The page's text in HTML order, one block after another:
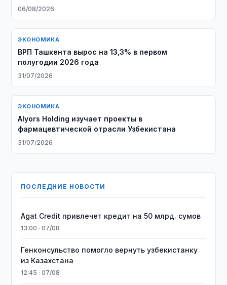
06/08/2026
ЭКОНОМИКА
ВРП Ташкента вырос на 13,3% в первом
полугодии 2026 года
31/07/2026
ЭКОНОМИКА
Alyors Holding изучает проекты в
фармацевтической отрасли Узбекистана
31/07/2026
ПОСЛЕДНИЕ НОВОСТИ
Agat Credit привлечет кредит на 50 млрд. сумов
13:00 · 07/08
Генконсульство помогло вернуть узбекистанку
из Казахстана
12:45 · 07/08